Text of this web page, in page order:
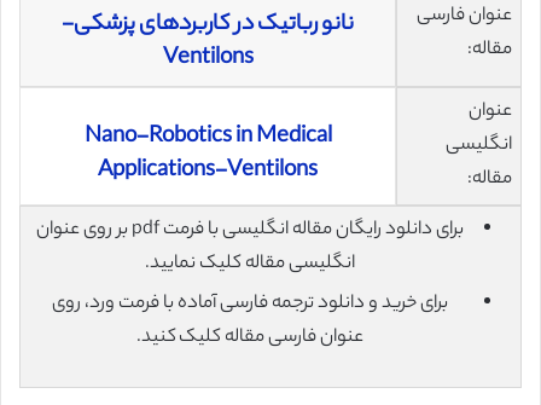
عنوان فارسی
مقاله:
نانو رباتیک در کاربردهای پزشکی-
Ventilons
عنوان
انگلیسی
مقاله:
Nano-Robotics in Medical
Applications-Ventilons
برای دانلود رایگان مقاله انگلیسی با فرمت pdf بر روی عنوان
انگلیسی مقاله کلیک نمایید.
برای خرید و دانلود ترجمه فارسی آماده با فرمت ورد، روی
عنوان فارسی مقاله کلیک کنید.